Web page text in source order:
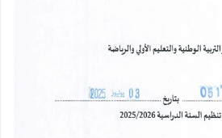
قراءة المزيد عن مقرر تنظيم السنة الدراسية